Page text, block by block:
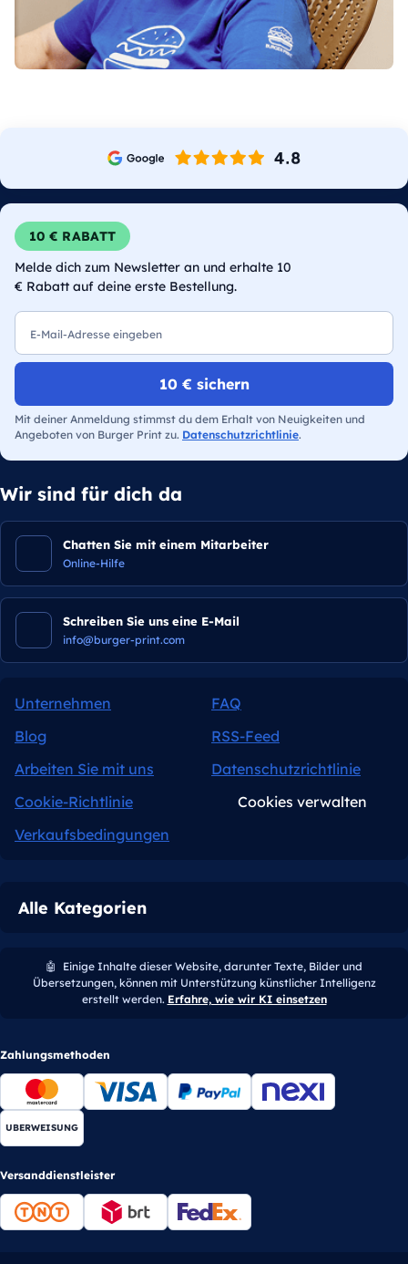
10 € RABATT
Melde dich zum Newsletter an und erhalte 10
€ Rabatt auf deine erste Bestellung.
10 € sichern
Mit deiner Anmeldung stimmst du dem Erhalt von Neuigkeiten und
Angeboten von Burger Print zu. Datenschutzrichtlinie.
Wir sind für dich da
Chatten Sie mit einem Mitarbeiter
Online-Hilfe
Schreiben Sie uns eine E-Mail
info@burger-print.com
Unternehmen
FAQ
Blog
RSS-Feed
Arbeiten Sie mit uns
Datenschutzrichtlinie
Cookie-Richtlinie
Cookies verwalten
Verkaufsbedingungen
Alle Kategorien
🤖
Einige Inhalte dieser Website, darunter Texte, Bilder und
Übersetzungen, können mit Unterstützung künstlicher Intelligenz
erstellt werden. Erfahre, wie wir KI einsetzen
Zahlungsmethoden
UBERWEISUNG
Versanddienstleister